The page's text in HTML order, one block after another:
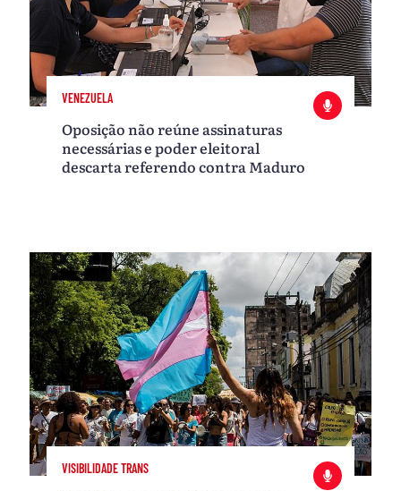
VENEZUELA
Oposição não reúne assinaturas
necessárias e poder eleitoral
descarta referendo contra Maduro
VISIBILIDADE TRANS